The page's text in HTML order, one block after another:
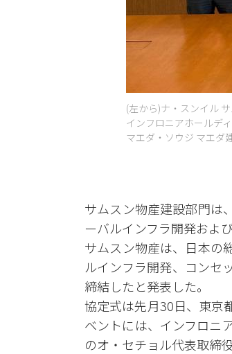
(左から)ナ・スンイル
インフロニアホールデ
マエダ・ソウジ マエダ
サムスン物産建設部門は
ーバルインフラ開発およ
サムスン物産は、日本の
ルインフラ開発、コンセ
締結したと発表した。
協定式は先月30日、東京
ベントには、インフロニ
のオ・セチョル代表取締